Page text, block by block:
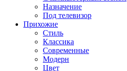
Назначение
Под телевизор
Прихожие
Стиль
Классика
Современные
Модерн
Цвет